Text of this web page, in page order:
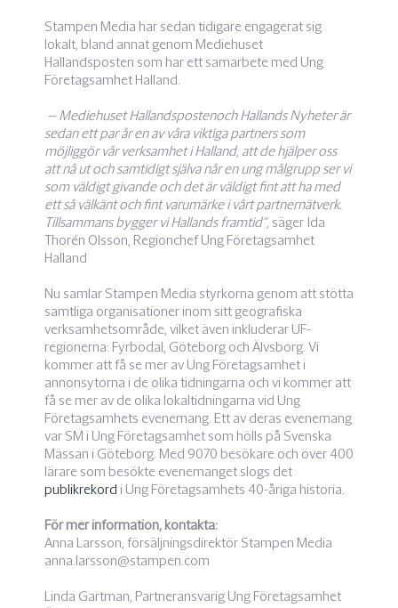
Stampen Media har sedan tidigare engagerat sig
lokalt, bland annat genom Mediehuset
Hallandsposten som har ett samarbete med Ung
Företagsamhet Halland.
– Mediehuset Hallandspostenoch Hallands Nyheter är
sedan ett par år en av våra viktiga partners som
möjliggör vår verksamhet i Halland, att de hjälper oss
att nå ut och samtidigt själva når en ung målgrupp ser vi
som väldigt givande och det är väldigt fint att ha med
ett så välkänt och fint varumärke i vårt partnernätverk.
Tillsammans bygger vi Hallands framtid”, säger Ida
Thorén Olsson, Regionchef Ung Företagsamhet
Halland
Nu samlar Stampen Media styrkorna genom att stötta
samtliga organisationer inom sitt geografiska
verksamhetsområde, vilket även inkluderar UF-
regionerna: Fyrbodal, Göteborg och Älvsborg. Vi
kommer att få se mer av Ung Företagsamhet i
annonsytorna i de olika tidningarna och vi kommer att
få se mer av de olika lokaltidningarna vid Ung
Företagsamhets evenemang. Ett av deras evenemang
var SM i Ung Företagsamhet som hölls på Svenska
Mässan i Göteborg. Med 9070 besökare och över 400
lärare som besökte evenemanget slogs det
publikrekord i Ung Företagsamhets 40-åriga historia.
För mer information, kontakta:
Anna Larsson, försäljningsdirektör Stampen Media
anna.larsson@stampen.com
Linda Gartman, Partneransvarig Ung Företagsamhet